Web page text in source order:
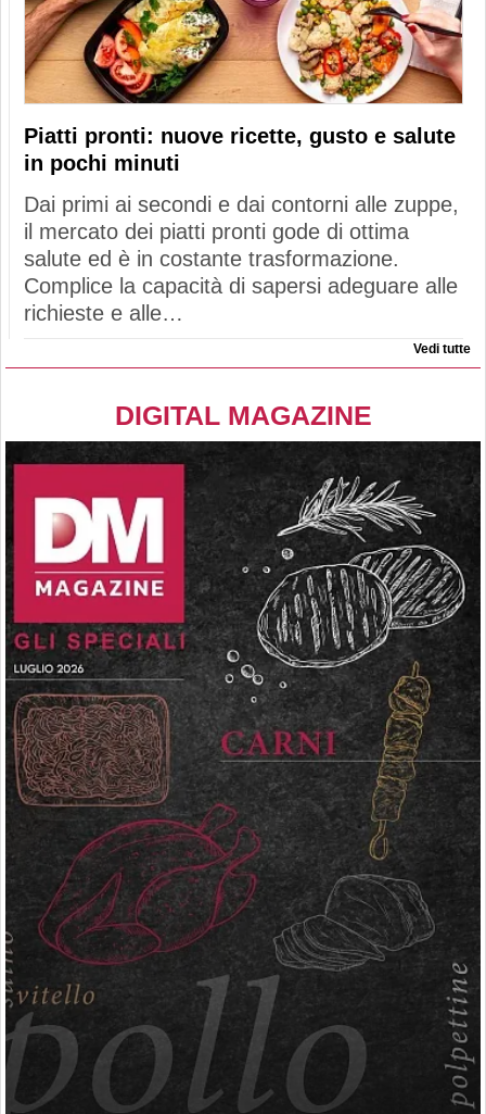
Piatti pronti: nuove ricette, gusto e salute
in pochi minuti
Dai primi ai secondi e dai contorni alle zuppe,
il mercato dei piatti pronti gode di ottima
salute ed è in costante trasformazione.
Complice la capacità di sapersi adeguare alle
richieste e alle…
Vedi tutte
DIGITAL MAGAZINE